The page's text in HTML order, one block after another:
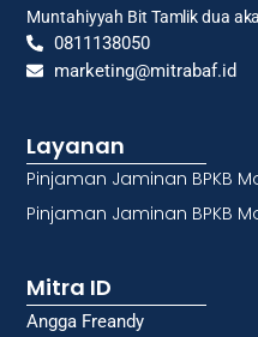
Muntahiyyah Bit Tamlik dua
0811138050
marketing@mitrabaf.id
Layanan
Pinjaman Jaminan BPKB
Pinjaman Jaminan BPKB
Mitra ID
Angga Freandy